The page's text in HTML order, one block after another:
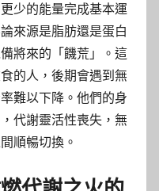
少的能量完成基本運
來源是脂肪還是蛋白
將來的「饑荒」。這
的人，後期會遇到無
難以下降。他們的身
代謝靈活性喪失，無
順暢切換。